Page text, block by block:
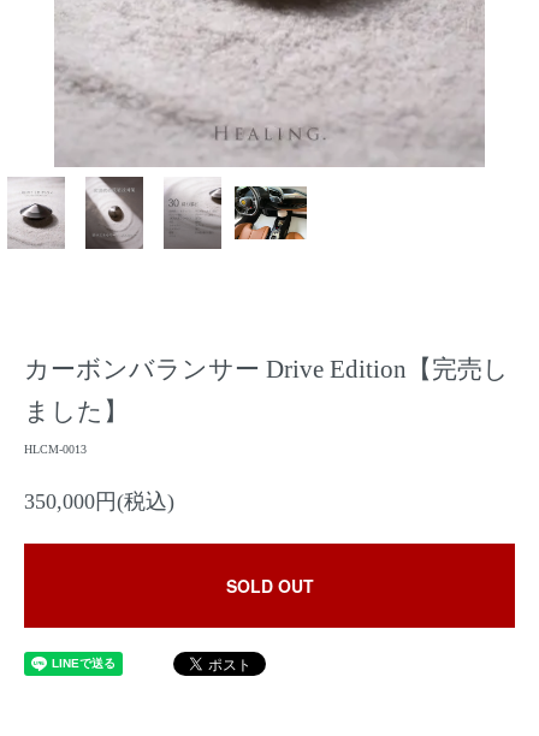
カーボンバランサー Drive Edition【完売し
ました】
HLCM-0013
350,000円(税込)
SOLD OUT